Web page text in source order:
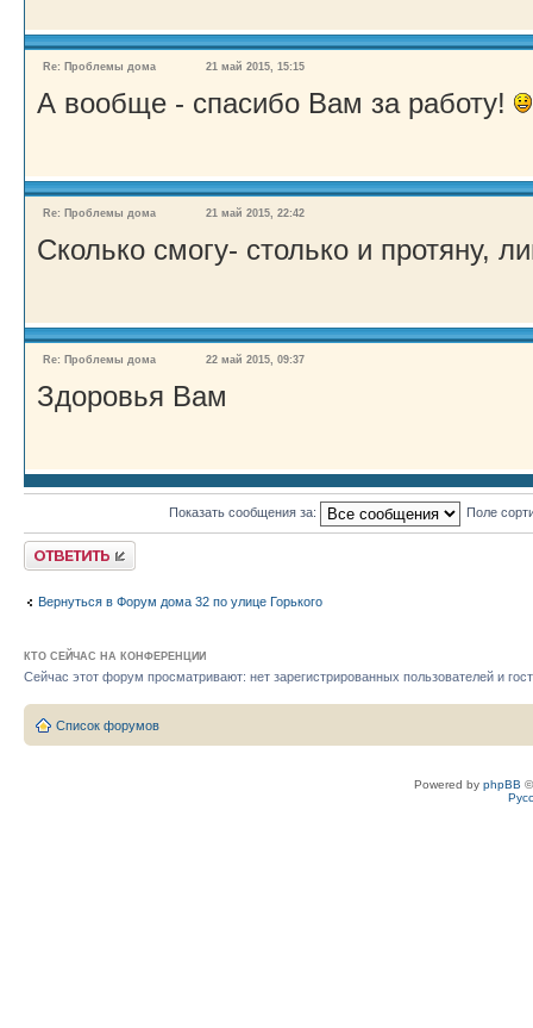
Re: Проблемы дома 21 май 2015, 15:15
А вообще - спасибо Вам за работу!
Re: Проблемы дома 21 май 2015, 22:42
Сколько смогу- столько и протяну,
Re: Проблемы дома 22 май 2015, 09:37
Здоровья Вам
Показать сообщения за: Поле
Ответить
Вернуться в Форум дома 32 по улице Горького
КТО СЕЙЧАС НА КОНФЕРЕНЦИИ
Сейчас этот форум просматривают: нет зарегистрированных пользователей и
Список форумов
Powered by phpBB